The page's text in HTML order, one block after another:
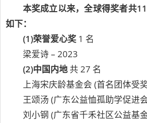
本奖成立以来，全球得奖者共
如下：
(1)荣誉爱心奖 1 名
梁爱诗 – 2023
(2)中国内地共 27 名
上海宋庆龄基金会 (首名团体受
王颂汤 (广东公益恤孤助学促进
刘小钢 (广东省千禾社区公益基